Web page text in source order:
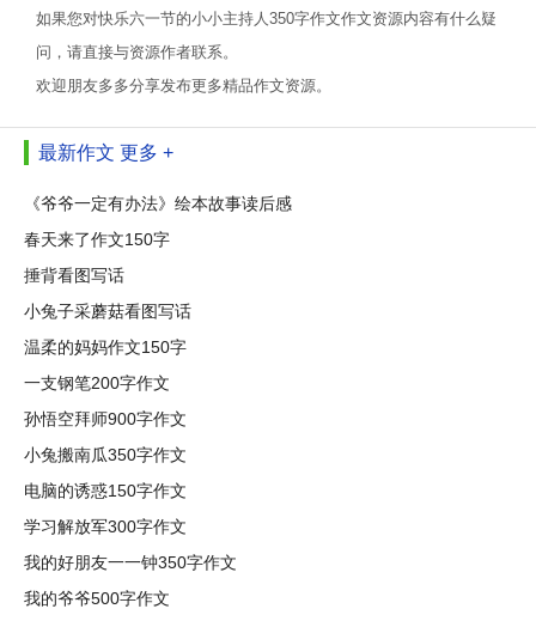
如果您对快乐六一节的小小主持人350字作文作文资源内容有什么疑
问，请直接与资源作者联系。
欢迎朋友多多分享发布更多精品作文资源。
最新作文 更多 +
《爷爷一定有办法》绘本故事读后感
春天来了作文150字
捶背看图写话
小兔子采蘑菇看图写话
温柔的妈妈作文150字
一支钢笔200字作文
孙悟空拜师900字作文
小兔搬南瓜350字作文
电脑的诱惑150字作文
学习解放军300字作文
我的好朋友一一钟350字作文
我的爷爷500字作文